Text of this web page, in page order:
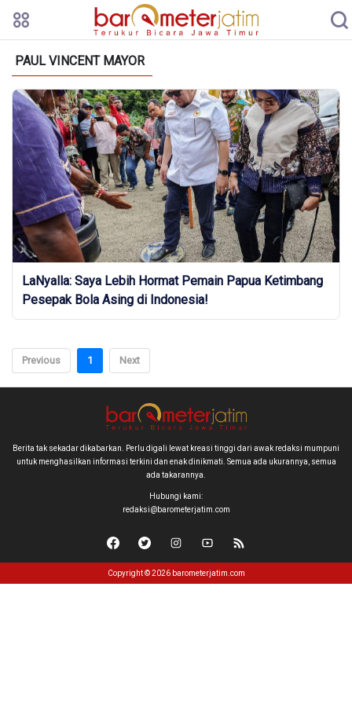
PAUL VINCENT MAYOR
LaNyalla: Saya Lebih Hormat Pemain Papua Ketimbang
Pesepak Bola Asing di Indonesia!
Previous 1 Next
Berita tak sekadar dikabarkan. Perlu digali lewat kreasi tinggi dari awak redaksi mumpuni
untuk menghasilkan informasi terkini dan enak dinikmati. Semua ada ukurannya, semua
ada takarannya.
Hubungi kami:
redaksi@barometerjatim.com
Copyright © 2026 barometerjatim.com